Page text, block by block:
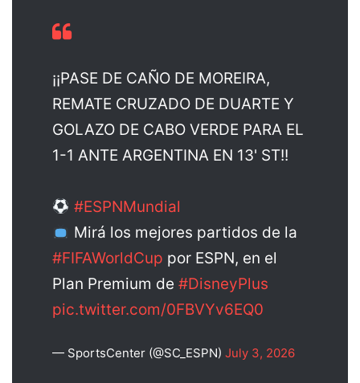
¡¡PASE DE CAÑO DE MOREIRA,
REMATE CRUZADO DE DUARTE Y
GOLAZO DE CABO VERDE PARA EL
1-1 ANTE ARGENTINA EN 13' ST!!
#ESPNMundial
Mirá los mejores partidos de la
#FIFAWorldCup por ESPN, en el
Plan Premium de #DisneyPlus
pic.twitter.com/0FBVYv6EQ0
— SportsCenter (@SC_ESPN) July 3, 2026